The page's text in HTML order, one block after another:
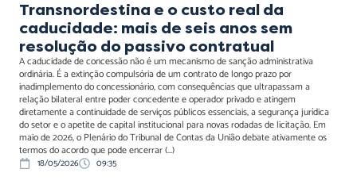
Transnordestina e o custo real da
caducidade: mais de seis anos sem
resolução do passivo contratual
A caducidade de concessão não é um mecanismo de sanção administrativa
ordinária. É a extinção compulsória de um contrato de longo prazo por
inadimplemento do concessionário, com consequências que ultrapassam a
relação bilateral entre poder concedente e operador privado e atingem
diretamente a continuidade de serviços públicos essenciais, a segurança jurídica
do setor e o apetite de capital institucional para novas rodadas de licitação. Em
maio de 2026, o Plenário do Tribunal de Contas da União debate ativamente os
termos do acordo que pode encerrar (...)
18/05/2026 09:35